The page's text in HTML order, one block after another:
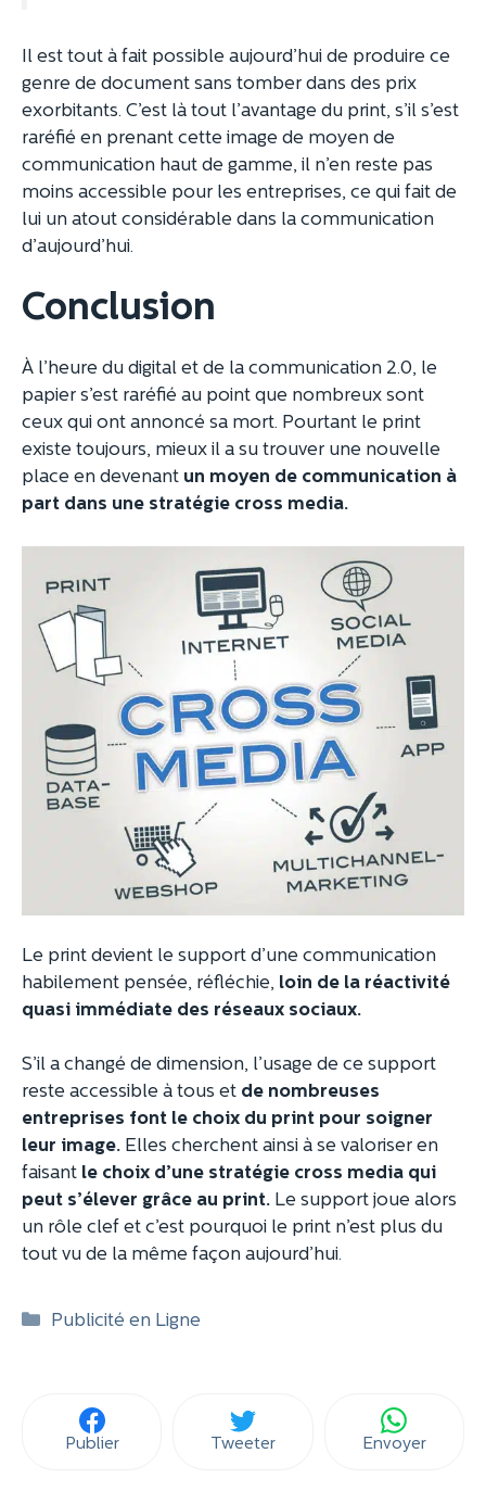
Il est tout à fait possible aujourd’hui de produire ce
genre de document sans tomber dans des prix
exorbitants. C’est là tout l’avantage du print, s’il s’est
raréfié en prenant cette image de moyen de
communication haut de gamme, il n’en reste pas
moins accessible pour les entreprises, ce qui fait de
lui un atout considérable dans la communication
d’aujourd’hui.
Conclusion
À l’heure du digital et de la communication 2.0, le
papier s’est raréfié au point que nombreux sont
ceux qui ont annoncé sa mort. Pourtant le print
existe toujours, mieux il a su trouver une nouvelle
place en devenant un moyen de communication à
part dans une stratégie cross media.
Le print devient le support d’une communication
habilement pensée, réfléchie, loin de la réactivité
quasi immédiate des réseaux sociaux.
S’il a changé de dimension, l’usage de ce support
reste accessible à tous et de nombreuses
entreprises font le choix du print pour soigner
leur image. Elles cherchent ainsi à se valoriser en
faisant le choix d’une stratégie cross media qui
peut s’élever grâce au print. Le support joue alors
un rôle clef et c’est pourquoi le print n’est plus du
tout vu de la même façon aujourd’hui.
Catégories
Publicité en Ligne
Publier Tweeter Envoyer